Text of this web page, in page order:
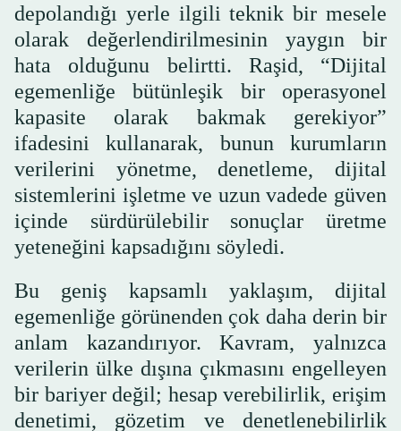
depolandığı yerle ilgili teknik bir mesele
olarak değerlendirilmesinin yaygın bir
hata olduğunu belirtti. Raşid, “Dijital
egemenliğe bütünleşik bir operasyonel
kapasite olarak bakmak gerekiyor”
ifadesini kullanarak, bunun kurumların
verilerini yönetme, denetleme, dijital
sistemlerini işletme ve uzun vadede güven
içinde sürdürülebilir sonuçlar üretme
yeteneğini kapsadığını söyledi.
Bu geniş kapsamlı yaklaşım, dijital
egemenliğe görünenden çok daha derin bir
anlam kazandırıyor. Kavram, yalnızca
verilerin ülke dışına çıkmasını engelleyen
bir bariyer değil; hesap verebilirlik, erişim
denetimi, gözetim ve denetlenebilirlik